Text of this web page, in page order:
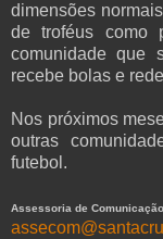
dimensões
de troféus como
comunidade que
recebe bolas e
Nos próximos
outras
futebol.
Assessoria de